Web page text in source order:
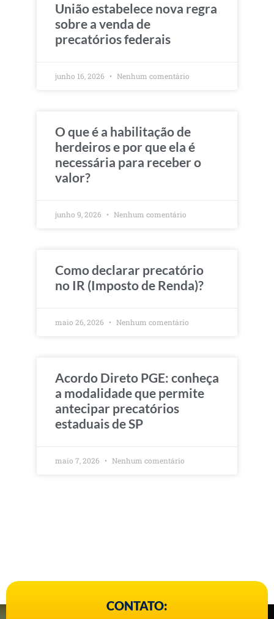
União estabelece nova regra
sobre a venda de
precatórios federais
junho 16, 2026 Nenhum comentário
O que é a habilitação de
herdeiros e por que ela é
necessária para receber o
valor?
junho 9, 2026 Nenhum comentário
Como declarar precatório
no IR (Imposto de Renda)?
maio 26, 2026 Nenhum comentário
Acordo Direto PGE: conheça
a modalidade que permite
antecipar precatórios
estaduais de SP
maio 7, 2026 Nenhum comentário
CONTATO: